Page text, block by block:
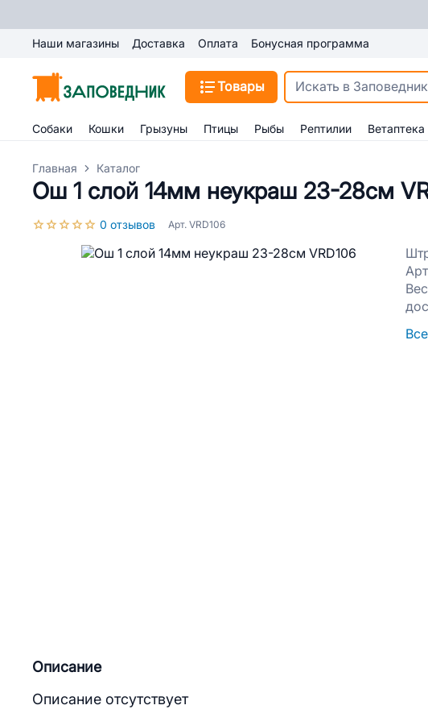
Наши магазины Доставка Оплата Бонусная программа
Товары
Собаки Кошки Грызуны Птицы Рыбы Рептилии Ветаптека
Главная Каталог
Ош 1 слой 14мм неукраш 23-28см
0 отзывов Арт. VRD106
Описание
Описание отсутствует